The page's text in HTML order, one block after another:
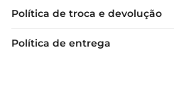
Política de troca e devolução
Política de entrega